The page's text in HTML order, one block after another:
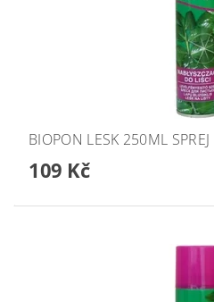
BIOPON LESK 250ML SPREJ
109 Kč